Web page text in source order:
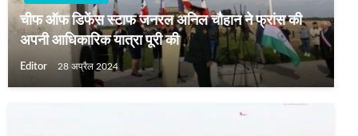
चीफ ऑफ डिफेंस स्टाफ जनरल अनिल चौहान ने फ्रांस की
अपनी आधिकारिक यात्रा पूरी की
Editor 28 अप्रैल 2024